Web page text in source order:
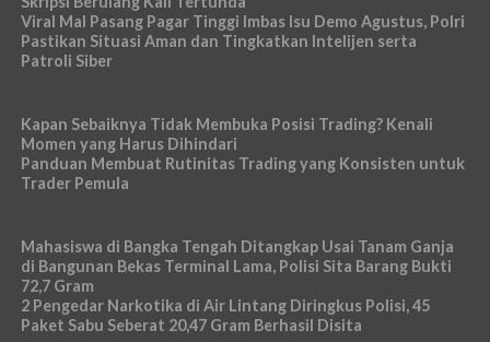
Viral Mal Pasang Pagar Tinggi Imbas Isu Demo Agustus, Polri
Pastikan Situasi Aman dan Tingkatkan Intelijen serta
Patroli Siber
Kapan Sebaiknya Tidak Membuka Posisi Trading? Kenali
Momen yang Harus Dihindari
Panduan Membuat Rutinitas Trading yang Konsisten untuk
Trader Pemula
Mahasiswa di Bangka Tengah Ditangkap Usai Tanam Ganja
di Bangunan Bekas Terminal Lama, Polisi Sita Barang Bukti
72,7 Gram
2 Pengedar Narkotika di Air Lintang Diringkus Polisi, 45
Paket Sabu Seberat 20,47 Gram Berhasil Disita